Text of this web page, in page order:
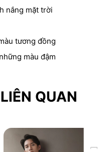
nắng mặt trời
tương đồng
màu đậm
QUAN